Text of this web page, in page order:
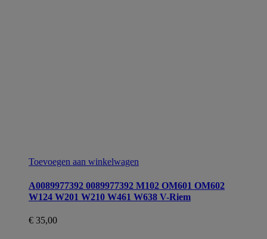
Toevoegen aan winkelwagen
A0089977392 0089977392 M102 OM601 OM602
W124 W201 W210 W461 W638 V-Riem
€ 35,00